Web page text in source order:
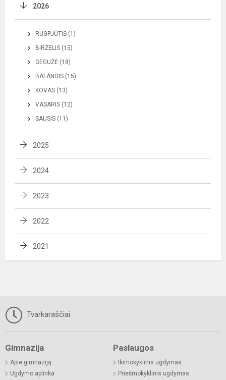
2026
RUGPJŪTIS (1)
BIRŽELIS (15)
GEGUŽĖ (18)
BALANDIS (15)
KOVAS (13)
VASARIS (12)
SAUSIS (11)
2025
2024
2023
2022
2021
Tvarkaraščiai
Gimnazija
Apie gimnaziją
Ugdymo aplinka
Paslaugos
Ikimokyklinis ugdymas
Priešmokyklinis ugdymas